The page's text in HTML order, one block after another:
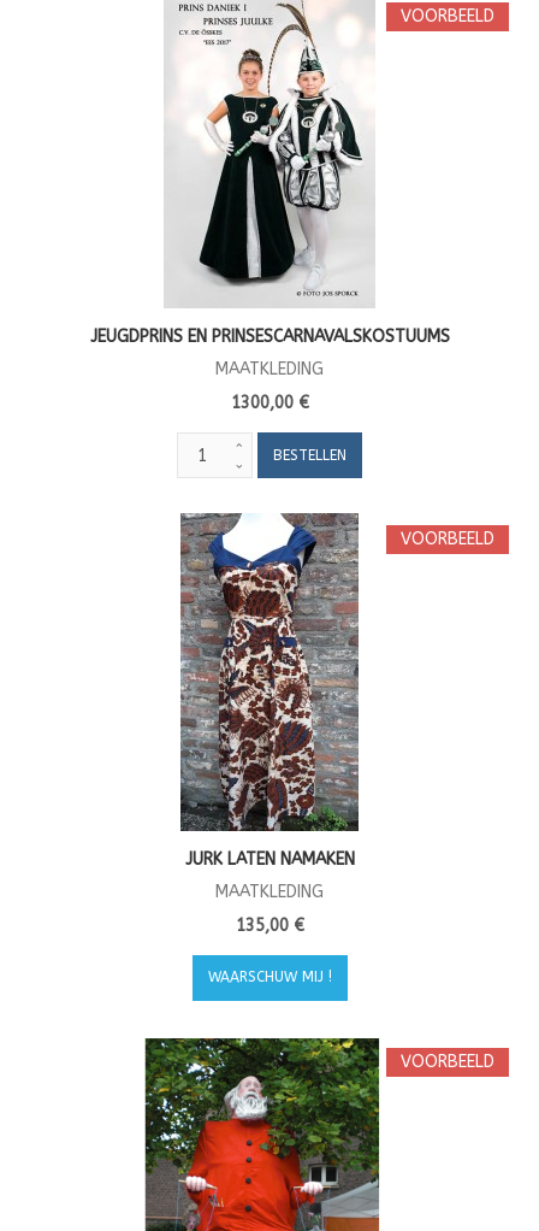
VOORBEELD
JEUGDPRINS EN PRINSESCARNAVALSKOSTUUMS
MAATKLEDING
1300,00 €
VOORBEELD
JURK LATEN NAMAKEN
MAATKLEDING
135,00 €
WAARSCHUW MIJ !
VOORBEELD